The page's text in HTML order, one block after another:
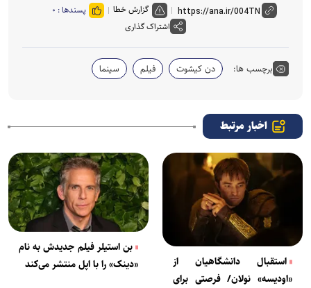
گزارش خطا پسندها : ۰
اشتراک گذاری
برچسب ها: دن کیشوت فیلم سینما
اخبار مرتبط
استقبال دانشگاهیان از
«اودیسه» نولان/ فرصتی برای
بن استیلر فیلم جدیدش به نام
«دینک» را با اپل منتشر می‌کند